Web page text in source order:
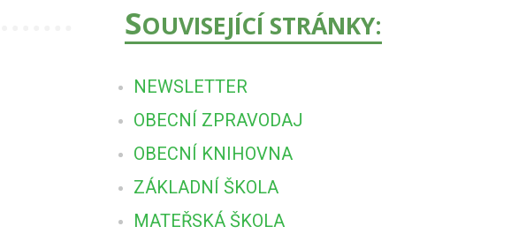
SOUVISEJÍCÍ STRÁNKY:
NEWSLETTER
OBECNÍ ZPRAVODAJ
OBECNÍ KNIHOVNA
ZÁKLADNÍ ŠKOLA
MATEŘSKÁ ŠKOLA